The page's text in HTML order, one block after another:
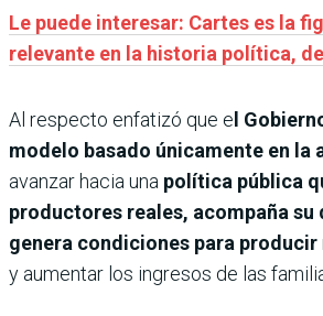
Le puede interesar: Cartes es la
relevante en la historia política,
Al respecto enfatizó que e l
modelo basado únicamente en la
avanzar hacia una política pública
productores reales, acompaña su
genera condiciones para producir
y aumentar los ingresos de las